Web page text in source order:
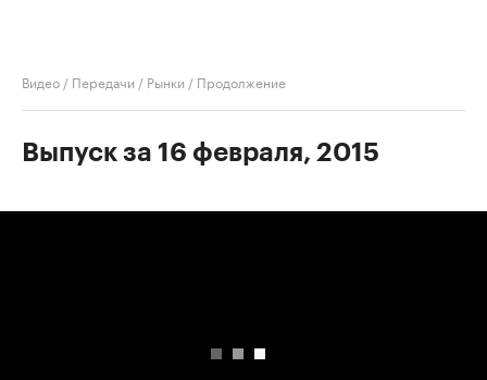
Видео / Передачи / Рынки / Продолжение
Выпуск за 16 февраля, 2015